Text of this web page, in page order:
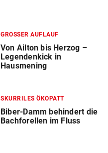
GROSSER AUFLAUF
Von Ailton bis Herzog –
Legendenkick in
Hausmening
SKURRILES ÖKOPATT
Biber-Damm behindert die
Bachforellen im Fluss